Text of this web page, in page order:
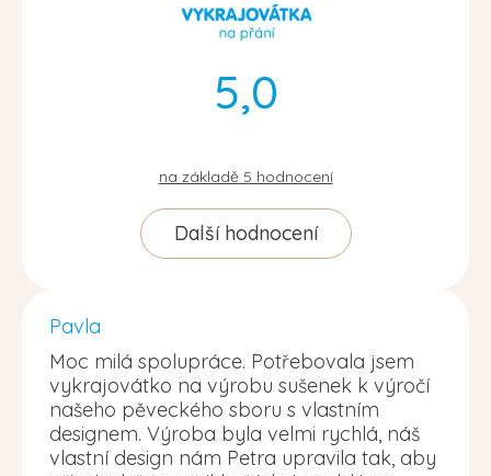
5,0
na základě 5 hodnocení
Další hodnocení
Pavla
Moc milá spolupráce. Potřebovala jsem
vykrajovátko na výrobu sušenek k výročí
našeho pěveckého sboru s vlastním
designem. Výroba byla velmi rychlá, náš
vlastní design nám Petra upravila tak, aby